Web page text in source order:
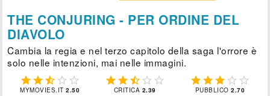
THE CONJURING - PER ORDINE DEL
DIAVOLO
Cambia la regia e nel terzo capitolo della saga l'orrore è
solo nelle intenzioni, mai nelle immagini.
    
MYMOVIES.IT2.50
    
CRITICA 2.39
    
PUBBLICO2.70